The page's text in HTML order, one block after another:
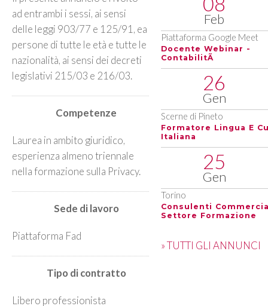
ad entrambi i sessi, ai sensi
delle leggi 903/77 e 125/91, ea
persone di tutte le età e tutte le
nazionalità, ai sensi dei decreti
legislativi 215/03 e 216/03.
Competenze
Laurea in ambito giuridico,
esperienza almeno triennale
nella formazione sulla Privacy.
Sede di lavoro
Piattaforma Fad
Tipo di contratto
Libero professionista
Feb
Piattaforma Google Meet
Docente Webinar -
ContabilitÃ
26
Gen
Scerne di Pineto
Formatore Lingua E
Italiana
25
Gen
Torino
Consulenti
Settore Formazione
» TUTTI GLI ANNUNCI